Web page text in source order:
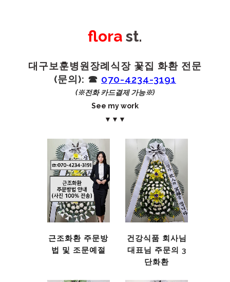
flora st.
대구보훈병원장례식장 꽃집 화환 전문
(문의): ☎︎ 070-4234-3191
(※전화 카드결제 가능※)
See my work
▼▼▼
근조화환 주문방
법 및 조문예절
건강식품 회사님
대표님 주문의 3
단화환